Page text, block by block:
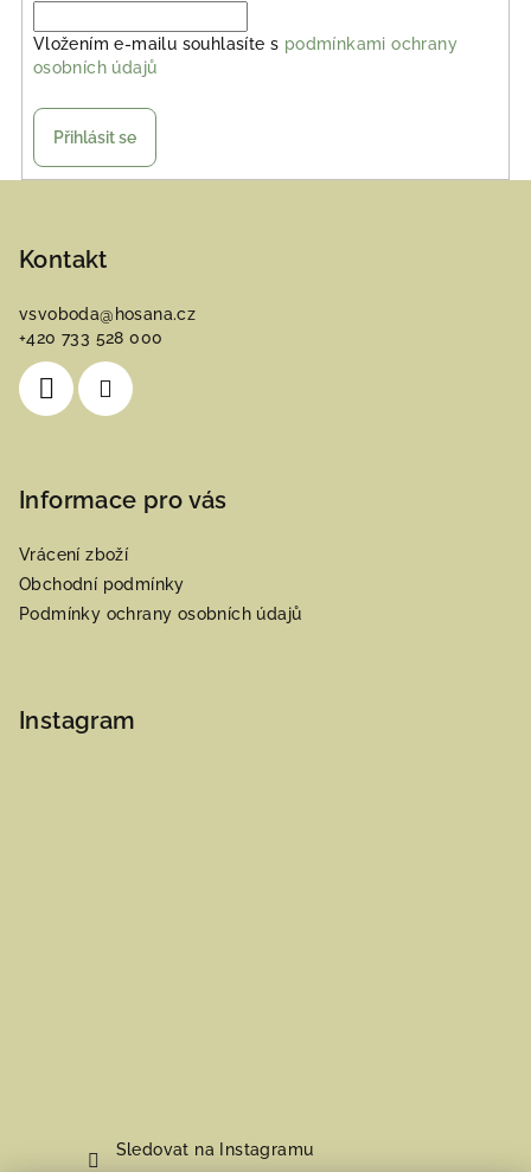
Vložením e-mailu souhlasíte s podmínkami ochrany
osobních údajů
Přihlásit se
Kontakt
vsvoboda@ hosana.cz
+420 733 528 000
Informace pro vás
Vrácení zboží
Obchodní podmínky
Podmínky ochrany osobních údajů
Instagram
Sledovat na Instagramu